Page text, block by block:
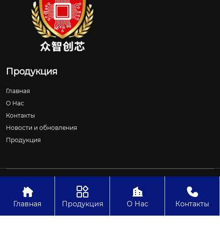
Продукция
Главная
О Нас
Контакты
Новости и обновления
Продукция
Технологии

Главная

Продукция

О Нас

Контакты